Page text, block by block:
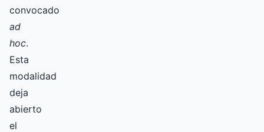
convocado
ad
hoc.
Esta
modalidad
deja
abierto
el